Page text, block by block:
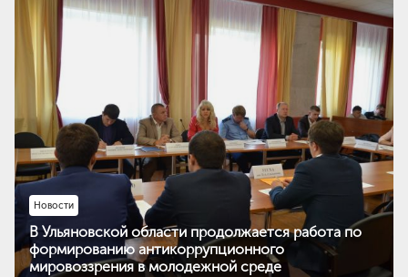
Новости
В Ульяновской области продолжается работа по
формированию антикоррупционного
мировоззрения в молодежной среде